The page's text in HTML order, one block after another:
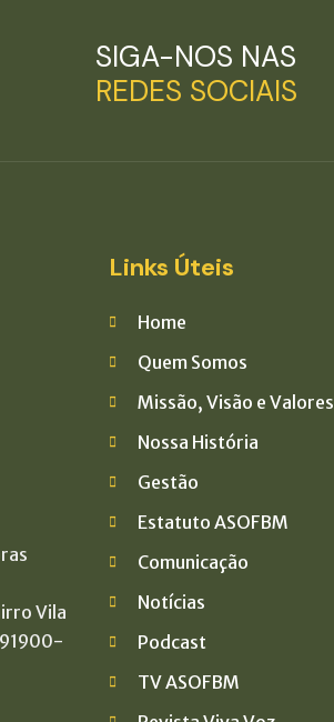
SIGA-NOS NAS
REDES SOCIAIS
Vila
91900-
Links Úteis
Home
Quem Somos
Missão, Visão e Valores
Nossa História
Gestão
Estatuto ASOFBM
Comunicação
Notícias
Podcast
TV ASOFBM